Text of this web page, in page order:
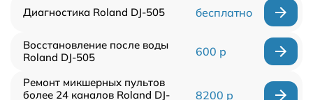
Диагностика Roland DJ-505 бесплатно
Восстановление после воды
Roland DJ-505
600 р
Ремонт микшерных пультов
более 24 каналов Roland DJ-
8200 р